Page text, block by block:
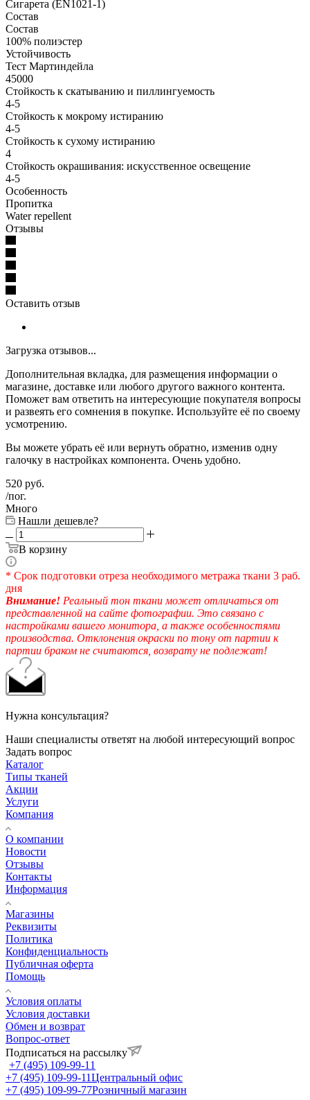
Сигарета (EN1021-1)
Состав
Состав
100% полиэстер
Устойчивость
Тест Мартиндейла
45000
Стойкость к скатыванию и пиллингуемость
4-5
Стойкость к мокрому истиранию
4-5
Стойкость к сухому истиранию
4
Стойкость окрашивания: искусственное освещение
4-5
Особенность
Пропитка
Water repellent
Отзывы
Оставить отзыв
Загрузка отзывов...
Дополнительная вкладка, для размещения информации о
магазине, доставке или любого другого важного контента.
Поможет вам ответить на интересующие покупателя вопросы
и развеять его сомнения в покупке. Используйте её по своему
усмотрению.
Вы можете убрать её или вернуть обратно, изменив одну
галочку в настройках компонента. Очень удобно.
520 руб.
/пог.
Много
Нашли дешевле?
В корзину
* Срок подготовки отреза необходимого метража ткани 3 раб.
дня
Внимание! Реальный тон ткани может отличаться от
представленной на сайте фотографии. Это связано с
настройками вашего монитора, а также особенностями
производства. Отклонения окраски по тону от партии к
партии браком не считаются, возврату не подлежат!
Нужна консультация?
Наши специалисты ответят на любой интересующий вопрос
Задать вопрос
Каталог
Типы тканей
Акции
Услуги
Компания
О компании
Новости
Отзывы
Контакты
Информация
Магазины
Реквизиты
Политика
Конфиденциальность
Публичная оферта
Помощь
Условия оплаты
Условия доставки
Обмен и возврат
Вопрос-ответ
Подписаться на рассылку
+7 (495) 109-99-11
+7 (495) 109-99-11Центральный офис
+7 (495) 109-99-77Розничный магазин